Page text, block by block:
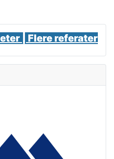
| Flere referater